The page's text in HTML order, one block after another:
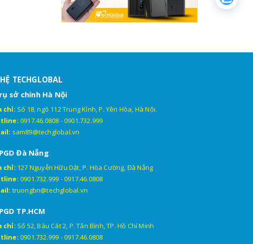
TECHGLOBAL
sở chính Hà Nội
chỉ: Số 18, ngõ 112 Trung Kính, P. Yên Hòa, Hà Nội.
0917.46.0808 -0901.732.999
sam89@techglobal.vn
Đà Nẵng
chỉ: 127 Nguyễn Hữu Dật, P. Hòa Cường, Đà Nẵng
0901.732.999 -0917.46.0808
truongbn@techglobal.vn
TP.HCM
chỉ: Số 52, Bàu Cát 2, P. Tân Bình, TP. Hồ Chí Minh
0901.732.999 -0917.46.0808